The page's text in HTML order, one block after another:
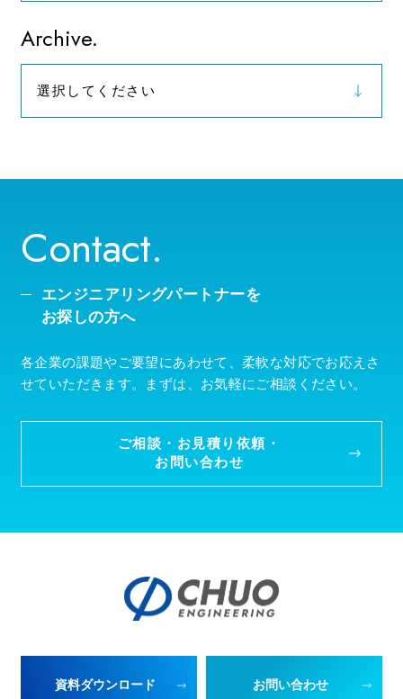
お知らせ
Archive.
選択してください
Contact.
エンジニアリングパートナーを
お探しの方へ
各企業の課題やご要望にあわせて、柔軟な対応でお応えさ
せていただきます。まずは、お気軽にご相談ください。
ご相談・お見積り依頼・
お問い合わせ
資料ダウンロード お問い合わせ